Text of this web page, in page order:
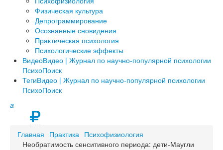
Физическая культура
Депрограммирование
Осознанные сновидения
Практическая психология
Психологические эффекты
ВидеоВидео | Журнал по научно-популярной психологии
ПсихоПоиск
ТегиВидео | Журнал по научно-популярной психологии
ПсихоПоиск
a
Главная Практика Психофизиология
Необратимость сенситивного периода: дети-Маугли